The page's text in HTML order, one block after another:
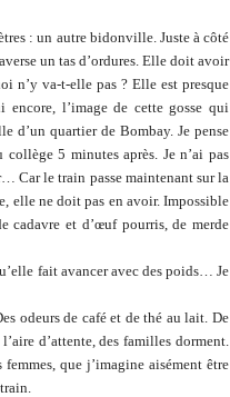
: un autre bidonville. Juste à côté
un tas d’ordures. Elle doit avoir
n’y va-t-elle pas ? Elle est presque
l’image de cette gosse qui
d’un quartier de Bombay. Je pense
5 minutes après. Je n’ai pas
Car le train passe maintenant sur la
elle ne doit pas en avoir. Impossible
cadavre et d’œuf pourris, de merde
fait avancer avec des poids… Je
odeurs de café et de thé au lait. De
d’attente, des familles dorment.
que j’imagine aisément être